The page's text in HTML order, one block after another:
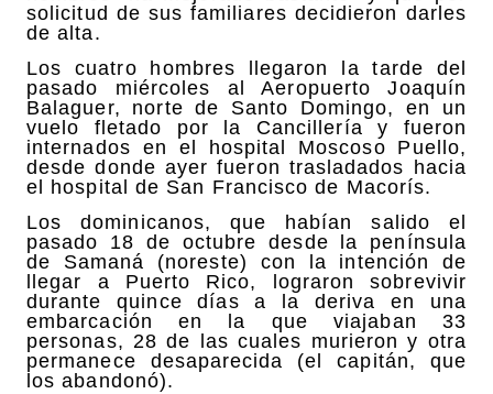
solicitud de sus familiares decidieron darles
de alta.
Los cuatro hombres llegaron la tarde del
pasado miércoles al Aeropuerto Joaquín
Balaguer, norte de Santo Domingo, en un
vuelo fletado por la Cancillería y fueron
internados en el hospital Moscoso Puello,
desde donde ayer fueron trasladados hacia
el hospital de San Francisco de Macorís.
Los dominicanos, que habían salido el
pasado 18 de octubre desde la península
de Samaná (noreste) con la intención de
llegar a Puerto Rico, lograron sobrevivir
durante quince días a la deriva en una
embarcación en la que viajaban 33
personas, 28 de las cuales murieron y otra
permanece desaparecida (el capitán, que
los abandonó).